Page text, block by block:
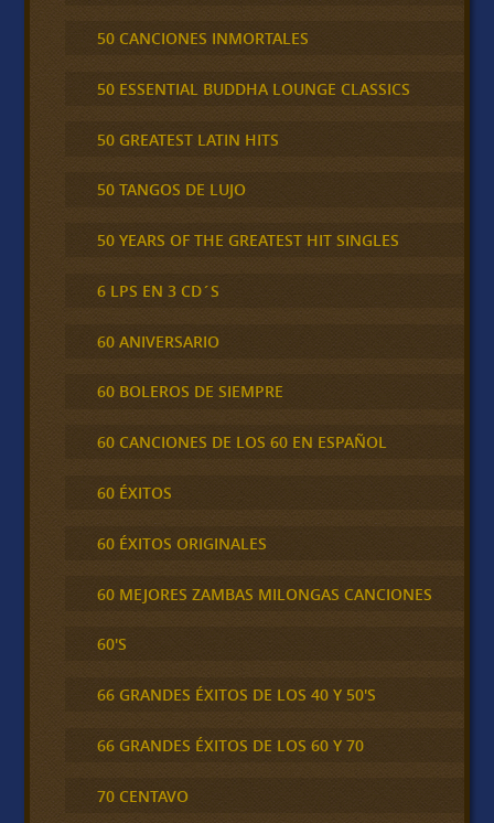
50 CANCIONES INMORTALES
50 ESSENTIAL BUDDHA LOUNGE CLASSICS
50 GREATEST LATIN HITS
50 TANGOS DE LUJO
50 YEARS OF THE GREATEST HIT SINGLES
6 LPS EN 3 CD´S
60 ANIVERSARIO
60 BOLEROS DE SIEMPRE
60 CANCIONES DE LOS 60 EN ESPAÑOL
60 ÉXITOS
60 ÉXITOS ORIGINALES
60 MEJORES ZAMBAS MILONGAS CANCIONES
60'S
66 GRANDES ÉXITOS DE LOS 40 Y 50'S
66 GRANDES ÉXITOS DE LOS 60 Y 70
70 CENTAVO